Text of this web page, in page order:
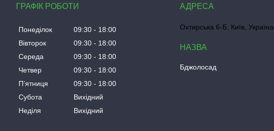
ГРАФІК РОБОТИ
Понеділок 09:30
18:00
Вівторок
09:30
18:00
Середа
09:30
18:00
Четвер
09:30
18:00
Пʼятниця
09:30
18:00
Субота
Вихідний
Неділя
Вихідний
Охтирська 6-Б, Київ, Україна
Бджолосад